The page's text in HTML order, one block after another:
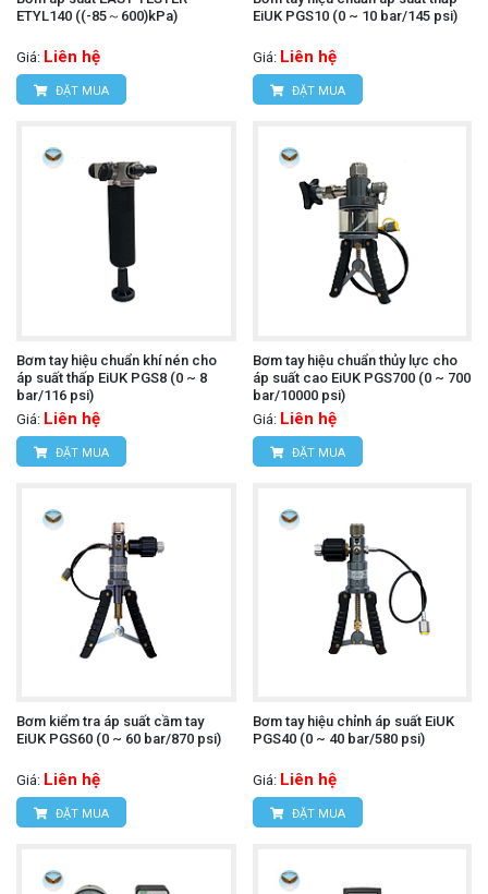
ETYL140 ((-85～600)kPa)
Giá: Liên hệ
ĐẶT MUA
EiUK PGS10 (0 ~ 10 bar/145 psi)
Giá: Liên hệ
ĐẶT MUA
Bơm tay hiệu chuẩn khí nén cho
áp suất thấp EiUK PGS8 (0 ~ 8
bar/116 psi)
Giá: Liên hệ
ĐẶT MUA
Bơm tay hiệu chuẩn thủy lực cho
áp suất cao EiUK PGS700 (0 ~ 700
bar/10000 psi)
Giá: Liên hệ
ĐẶT MUA
Bơm kiểm tra áp suất cầm tay
EiUK PGS60 (0 ~ 60 bar/870 psi)
Giá: Liên hệ
ĐẶT MUA
Bơm tay hiệu chỉnh áp suất EiUK
PGS40 (0 ~ 40 bar/580 psi)
Giá: Liên hệ
ĐẶT MUA